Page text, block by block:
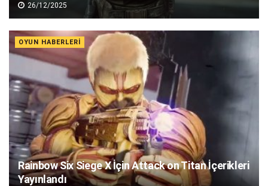
26/12/2025
OYUN HABERLERI
Rainbow Six Siege X İçin Attack on Titan İçerikleri
Yayınlandı